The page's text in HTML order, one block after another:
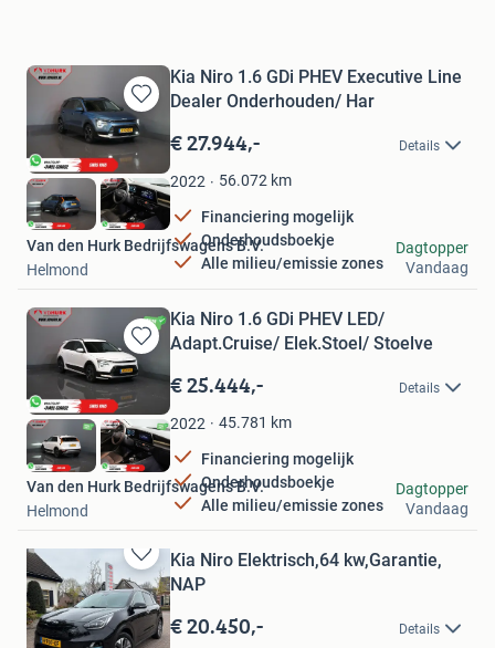
Bewaren
in
Mijn
Favorieten
Kia Niro 1.6 GDi PHEV Executive Line
Dealer Onderhouden/ Har
€ 27.944,- Details
2022 56.072 km
Financiering mogelijk
Onderhoudsboekje
Alle milieu/emissie zones
Van den Hurk Bedrijfswagens B.V.
Helmond
Dagtopper
Vandaag
Bewaren
in
Mijn
Favorieten
Kia Niro 1.6 GDi PHEV LED/
Adapt.Cruise/ Elek.Stoel/ Stoelve
€ 25.444,- Details
2022 45.781 km
Financiering mogelijk
Onderhoudsboekje
Alle milieu/emissie zones
Van den Hurk Bedrijfswagens B.V.
Helmond
Dagtopper
Vandaag
Bewaren
in
Mijn
Favorieten
Kia Niro Elektrisch,64 kw,Garantie,
NAP
€ 20.450,- Details